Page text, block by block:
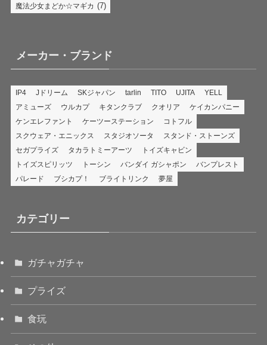
魔法少女まどか☆マギカ (7)
メーカー・ブランド
IP4 Jドリーム SKジャパン tarlin TITO UJITA
YELL
アミューズ
ウルカプ キタンクラブ クオリア
ケイカンパニー
ケンエレファント
ケーツーステーション
コトフル
スクウェア・エニックス
スタジオソータ
スタンド・ストーンズ
セガプライズ
タカラトミーアーツ
トイズキャビン
トイズスピリッツ
トーシン バンダイ ガシャポン
バンプレスト
パレード
ブシカプ！ ブライトリンク 夢屋
カテゴリー
ガチャガチャ
プライズ
食玩